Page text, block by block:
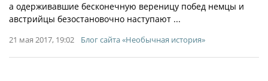
а одерживавшие бесконечную вереницу побед немцы и
австрийцы безостановочно наступают ...
21 мая 2017, 19:02 Блог сайта «Необычная история»